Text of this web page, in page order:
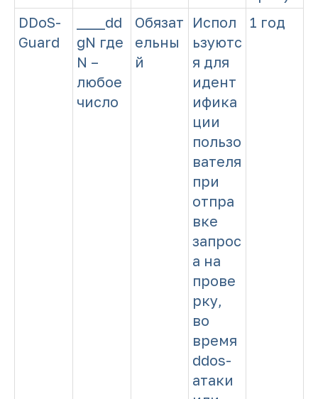
DDoS-
Guard
____dd
gN где
N –
любое
число
Обязат
ельны
й
Испол
ьзуютс
я для
идент
ифика
ции
пользо
вателя
при
отпра
вке
запрос
а на
прове
рку,
во
время
ddos-
атаки
1 год